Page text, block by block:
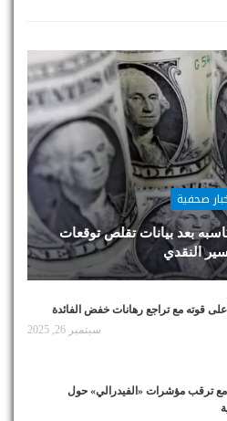
صحفية
بعد بيانات تقلص توقعات
النقدي
على قوته مع تراجع رهانات خفض الفائدة
سبتمبر 26, 2025
مع ترقب مؤشرات «الفيدرالي» حول